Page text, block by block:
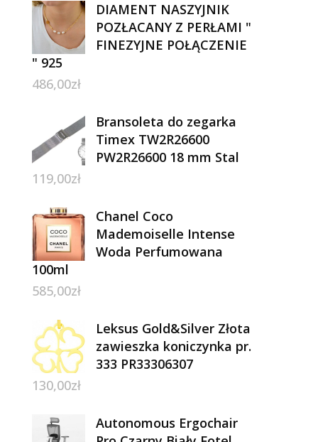
DIAMENT NASZYJNIK
POZŁACANY Z PERŁAMI "
FINEZYJNE POŁĄCZENIE
" 925
486,00zł
Bransoleta do zegarka
Timex TW2R26600
PW2R26600 18 mm Stal
119,00zł
Chanel Coco
Mademoiselle Intense
Woda Perfumowana
100ml
585,00zł
Leksus Gold&Silver Złota
zawieszka koniczynka pr.
333 PR33306307
130,00zł
Autonomous Ergochair